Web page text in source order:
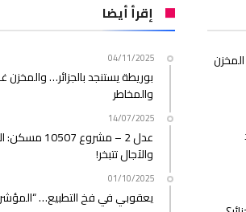
إقرأ أيضا
04/11/2025
بوريطة يستنجد بالجزائر…
والمخاطر
14/07/2025
عدل 2 – مشروع
والآجال تتبخر!
01/10/2025
يعقوبي في فخ التطبيع…